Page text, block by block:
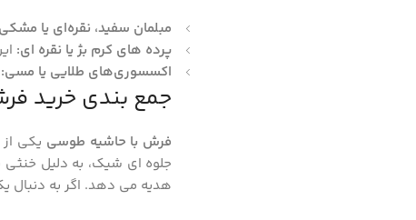
مبلمان سفید، نقره‌ای یا مشکی
پرده‌ های کرم بژ یا نقره‌ ای:
اکسسوری‌های طلایی یا مسی:
جمع‌ بندی خرید
فرش‌ با حاشیه طوسی یکی
جلوه ‌ای شیک، به دلیل
هدیه می ‌دهد. اگر به دنبال